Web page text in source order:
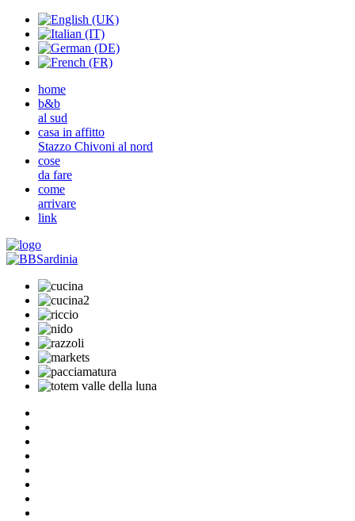
home
b&b
al sud
casa in affitto
Stazzo Chivoni al nord
cose
da fare
come
arrivare
link